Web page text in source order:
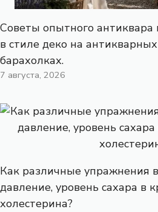
Советы опытного антиквара
в стиле деко на
барахолках.
7 августа, 2026
Как различные упражнения
давление, уровень сахара в
холестерина?